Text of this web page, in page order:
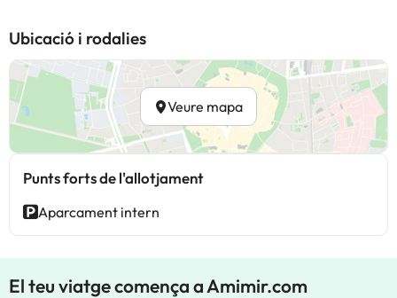
Ubicació i rodalies
Veure mapa
Punts forts de l'allotjament
Aparcament intern
El teu viatge comença a Amimir.com